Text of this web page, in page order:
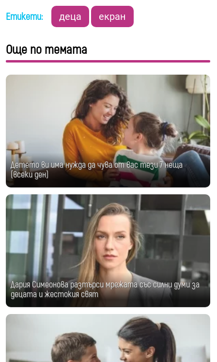
Етикети: деца екран
Още по темата
Детето ви има нужда да чува от вас тези 7 неща
(всеки ден)
Дария Симеонова разтърси мрежата със силни думи за
децата и жестокия свят